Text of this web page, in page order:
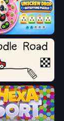
Unscrew Drop: Satisfying Puzzle